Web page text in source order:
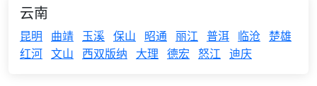
云南
昆明 曲靖 玉溪 保山 昭通 丽江 普洱 临沧
楚雄
红河 文山 西双版纳 大理 德宏 怒江 迪庆